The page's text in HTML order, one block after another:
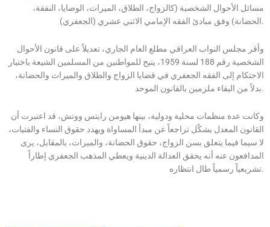
مسائل الأحوال الشخصية (كالزواج، الطلاق، الميراث، الوصايا، النفقة،
الحضانة) وفق مبادئ الفقه الإمامي الاثني عشري (الجعفري).
وأقر مجلس النواب العراقي مطلع العام الجاري، تعديلاً على قانون الأحوال
الشخصية رقم 188 لسنة 1959، يتيح للمواطنين من المسلمين الشيعة باختيار
الاحتكام إلى الفقه الجعفري في قضايا الزواج والطلاق والميراث والحضانة،
بدلاً من البقاء ملزمين بالقانون الموحد.
وكانت عدة منظمات محلية ودولية، بينها هيومن رايتس ووتش، قد اعتبرت أن
القانون المعدل يشكّل تراجعاً عن مبدأ المساواة ويهدد حقوق النساء والفتيات،
لا سيما فيما يتعلق بسن الزواج، حقوق الحضانة، والميراث، بالمقابل، يرى
المدافعون عنه أنه يحقق العدالة الدينية ويعطي المذهب الجعفري إطاراً
تشريعياً رسمياً طال انتظاره.